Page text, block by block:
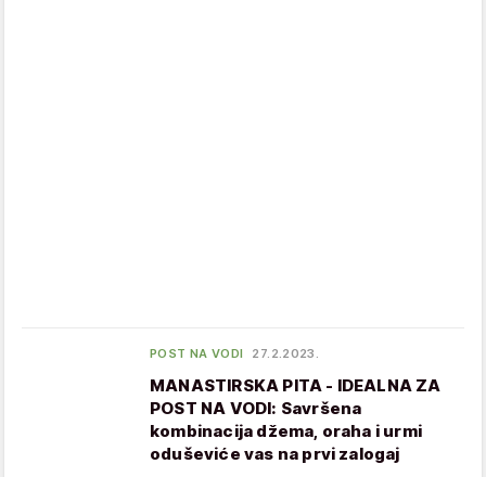
POST NA VODI 27.2.2023.
MANASTIRSKA PITA - IDEALNA ZA
POST NA VODI: Savršena
kombinacija džema, oraha i urmi
oduševiće vas na prvi zalogaj